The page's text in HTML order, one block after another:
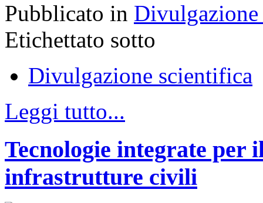
Pubblicato in
Etichettato sotto
Divulgazione scientifica
Leggi tutto...
Tecnologie integrate per
infrastrutture civili